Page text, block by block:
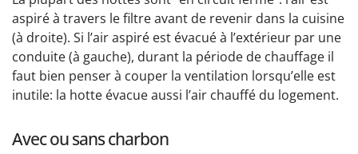
aspiré à travers le filtre avant de revenir dans la cuisine
(à droite). Si l’air aspiré est évacué à l’extérieur par une
conduite (à gauche), durant la période de chauffage il
faut bien penser à couper la ventilation lorsqu’elle est
inutile: la hotte évacue aussi l’air chauffé du logement.
Avec ou sans charbon